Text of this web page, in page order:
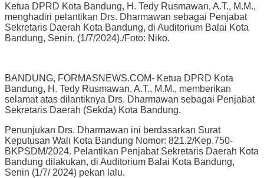
Ketua DPRD Kota Bandung, H. Tedy Rusmawan, A.T., M.M.,
menghadiri pelantikan Drs. Dharmawan sebagai Penjabat
Sekretaris Daerah Kota Bandung, di Auditorium Balai Kota
Bandung, Senin, (1/7/2024)./Foto: Niko.
BANDUNG, FORMASNEWS.COM- Ketua DPRD Kota
Bandung, H. Tedy Rusmawan, A.T., M.M., memberikan
selamat atas dilantiknya Drs. Dharmawan sebagai Penjabat
Sekretaris Daerah (Sekda) Kota Bandung.
Penunjukan Drs. Dharmawan ini berdasarkan Surat
Keputusan Wali Kota Bandung Nomor: 821.2/Kep.750-
BKPSDM/2024. Pelantikan Penjabat Sekretaris Daerah Kota
Bandung dilakukan, di Auditorium Balai Kota Bandung,
Senin (1/7/ 2024) pekan lalu.